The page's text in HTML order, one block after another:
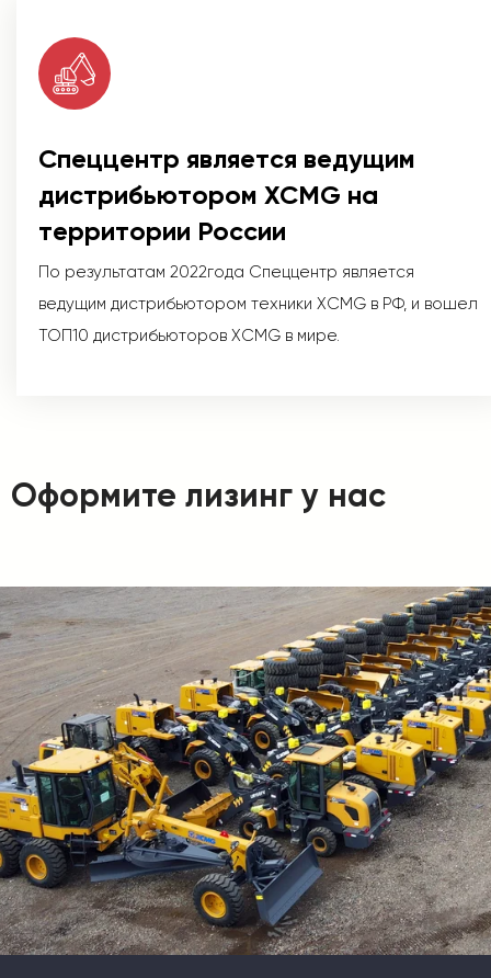
Спеццентр является ведущим
дистрибьютором XCMG на
территории России
По результатам 2022года Спеццентр является
ведущим дистрибьютором техники XCMG в РФ, и вошел
ТОП10 дистрибьюторов XCMG в мире.
Оформите лизинг у нас